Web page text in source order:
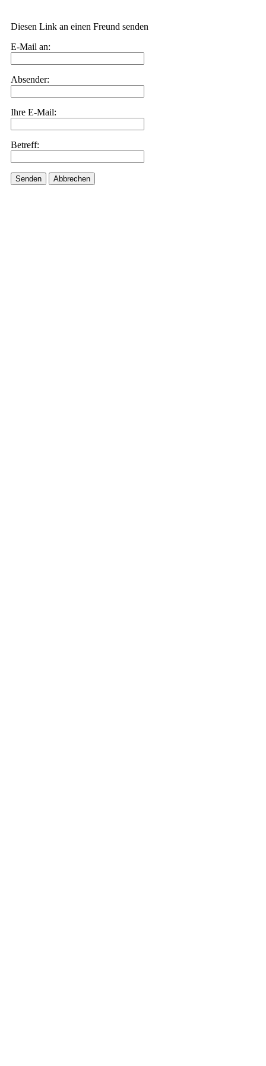
Diesen Link an einen Freund senden
E-Mail an:
Absender:
Ihre E-Mail:
Betreff:
Senden Abbrechen